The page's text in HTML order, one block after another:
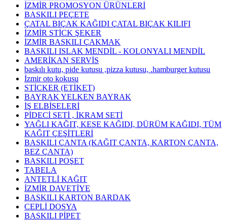
İZMİR PROMOSYON ÜRÜNLERİ
BASKILI PEÇETE
ÇATAL BIÇAK KAĞIDI ÇATAL BIÇAK KILIFI
İZMİR STİCK ŞEKER
İZMİR BASKILI ÇAKMAK
BASKILI ISLAK MENDİL - KOLONYALI MENDİL
AMERİKAN SERVİS
baskılı kutu, pide kutusu ,pizza kutusu, .hamburger kutusu
İzmir oto kokusu
STİCKER (ETİKET)
BAYRAK YELKEN BAYRAK
İŞ ELBİSELERİ
PİDECİ SETİ , İKRAM SETİ
YAĞLI KAĞIT, KESE KAĞIDI, DÜRÜM KAĞIDI, TÜM
KAĞIT ÇEŞİTLERİ
BASKILI ÇANTA (KAĞIT ÇANTA, KARTON ÇANTA,
BEZ ÇANTA)
BASKILI POŞET
TABELA
ANTETLİ KAĞIT
İZMİR DAVETİYE
BASKILI KARTON BARDAK
CEPLİ DOSYA
BASKILI PİPET